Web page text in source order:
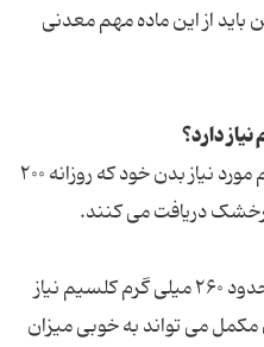
باید از این ماده مهم معدنی
دارد؟
نوزادان کوچکتر از شش ماه کلسیم مورد نیاز بدن خود که روزانه ۲۰۰
دریافت می کنند.
کودکان ۶ تا ۱۱ ماه نیز در هر روز به حدود ۲۶۰ میلی گرم کلسیم نیاز
مکمل می تواند به خوبی میزان